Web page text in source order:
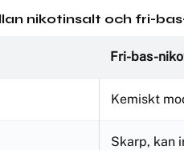
nikotinsalt och fri-
Fri-bas-
Kemiskt
Skarp, kan